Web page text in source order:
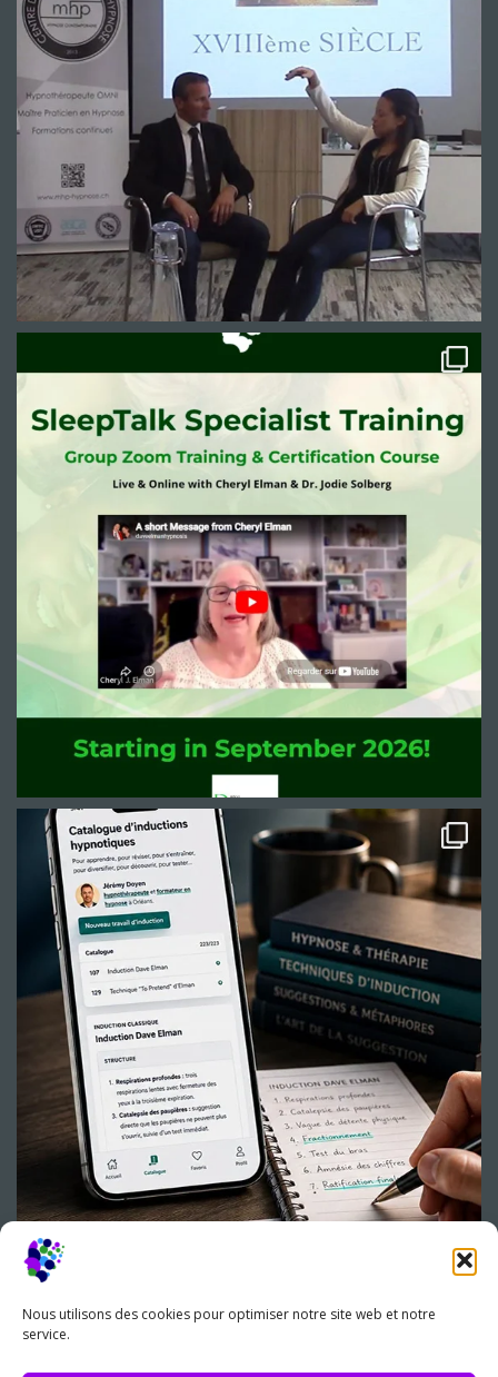
Nous utilisons des cookies pour optimiser notre site web et notre
service.